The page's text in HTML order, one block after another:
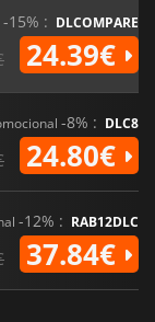
-15% : DLCOMPARE
24.39€
-8% : DLC8
24.80€
-12% : RAB12DLC
37.84€